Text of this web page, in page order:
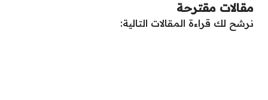
مقالات مقترحة
نرشح لك قراءة المقالات التالية: